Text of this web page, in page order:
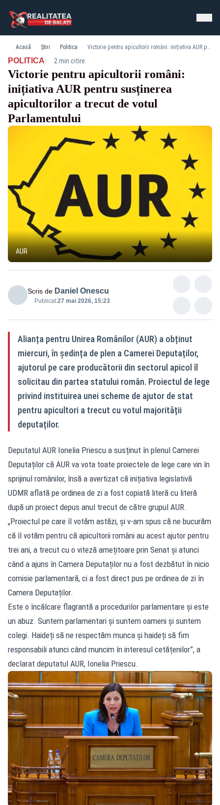
Acasă Știri Politica Victorie pentru apicultorii români: inițiativa AUR pentru susținerea apicultorilor a trecut de votul Parlamentului
POLITICA· 2 min citire
Victorie pentru apicultorii români:
inițiativa AUR pentru susținerea
apicultorilor a trecut de votul
Parlamentului
AUR
Scris de Daniel Onescu
Publicat:27 mai 2026, 15:23
Alianța pentru Unirea Românilor (AUR) a obținut
miercuri, în ședința de plen a Camerei Deputaților,
ajutorul pe care producătorii din sectorul apicol îl
solicitau din partea statului român. Proiectul de lege
privind instituirea unei scheme de ajutor de stat
pentru apicultori a trecut cu votul majorității
deputaților.
Deputatul AUR Ionelia Priescu a susținut în plenul Camerei
Deputaților că AUR va vota toate proiectele de lege care vin în
sprijinul românilor, însă a avertizat că inițiativa legislativă
UDMR aflată pe ordinea de zi a fost copiată literă cu literă
după un proiect depus anul trecut de către grupul AUR.
„Proiectul pe care îl votăm astăzi, și v-am spus că ne bucurăm
că îl votăm pentru că apicultorii români au acest ajutor pentru
trei ani, a trecut cu o viteză amețitoare prin Senat și atunci
când a ajuns în Camera Deputaților nu a fost dezbătut în nicio
comisie parlamentară, ci a fost direct pus pe ordinea de zi în
Camera Deputaților.
Este o încălcare flagrantă a procedurilor parlamentare și este
un abuz. Suntem parlamentari și suntem oameni și suntem
colegi. Haideți să ne respectăm munca și haideți să fim
responsabili atunci când muncim în interesul cetățenilor”, a
declarat deputatul AUR, Ionelia Priescu.